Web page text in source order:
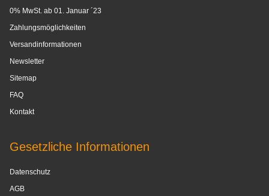
0% MwSt. ab 01. Januar ´23
Zahlungsmöglichkeiten
Versandinformationen
Newsletter
Sitemap
FAQ
Kontakt
Gesetzliche Informationen
Datenschutz
AGB